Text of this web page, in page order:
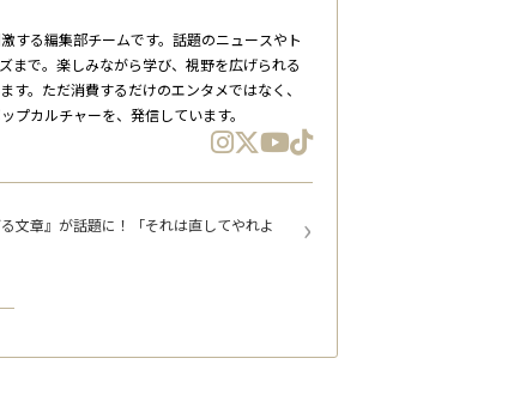
する編集部チームです。話題のニュースやト
まで。楽しみながら学び、視野を広げられる
。ただ消費するだけのエンタメではなく、
カルチャーを、発信しています。
文章』が話題に！「それは直してやれよ